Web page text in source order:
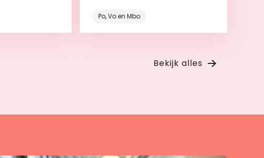
Po, Vo en Mbo
Bekijk alles